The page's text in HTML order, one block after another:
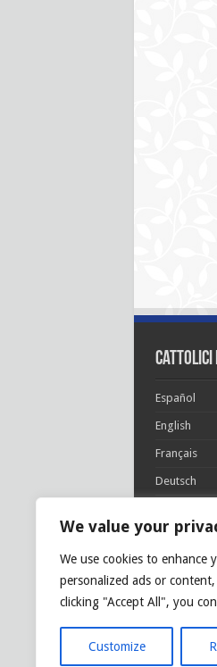
We value your
We use cookies to enhance
personalized ads or
clicking "Accept All", you
Customize
cattolici
Español
English
Français
Deutsch
Português
Polski
Glória
princípio,